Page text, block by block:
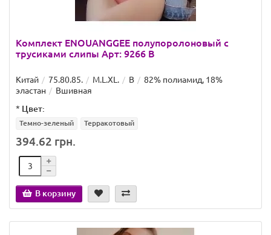
Комплект ENOUANGGEE полупоролоновый с
трусиками слипы Арт: 9266 B
Китай 75.80.85. M.L.XL. B
82% полиамид, 18%
эластан
Вшивная
* Цвет:
Темно-зеленый Терракотовый
394.62 грн.
В корзину